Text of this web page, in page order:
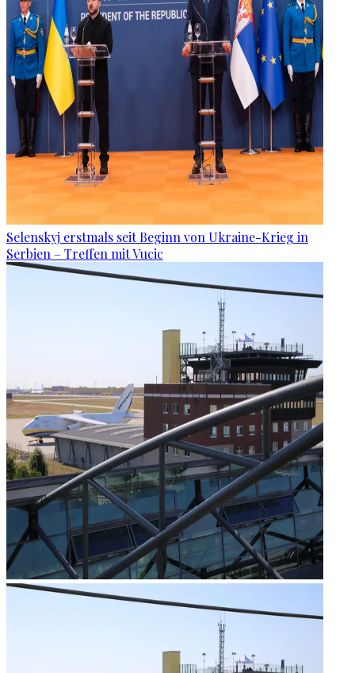
Selenskyj erstmals seit Beginn von Ukraine-Krieg in
Serbien – Treffen mit Vucic